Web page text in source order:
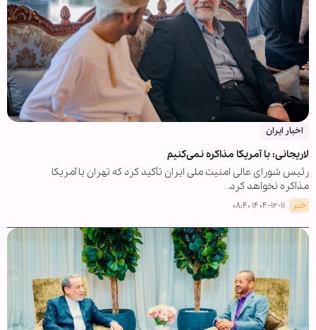
اخبار ایران
لاریجانی: با آمریکا مذاکره نمی‌کنیم
رئیس شورای عالی امنیت ملی ایران تأکید کرد که تهران با آمریکا
مذاکره نخواهد کرد.
خبر ۱۴۰۴-۱۲-۱۱ ۰۸:۴۰